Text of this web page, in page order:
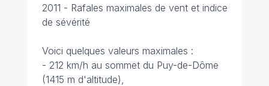
2011 - Rafales maximales de vent et indice
de sévérité
Voici quelques valeurs maximales :
- 212 km/h au sommet du Puy-de-Dôme
(1415 m d'altitude),